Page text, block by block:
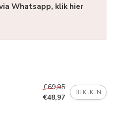
Whatsapp, klik hier
€69,95
€48,97
BEKIJKEN